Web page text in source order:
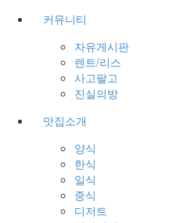
커뮤니티
자유게시판
렌트/리스
사고팔고
진실의방
맛집소개
양식
한식
일식
중식
디저트